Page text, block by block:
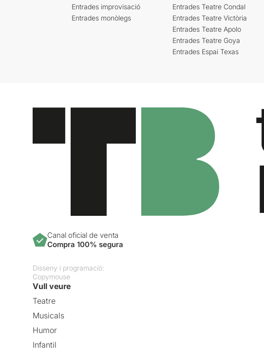
Entrades improvisació
Entrades monòlegs
Entrades Teatre Condal
Entrades Teatre Victòria
Entrades Teatre Apolo
Entrades Teatre Goya
Entrades Espai Texas
Canal oficial de venta
Compra 100% segura
Disseny i programació:
Copymouse
Vull veure
Teatre
Musicals
Humor
Infantil